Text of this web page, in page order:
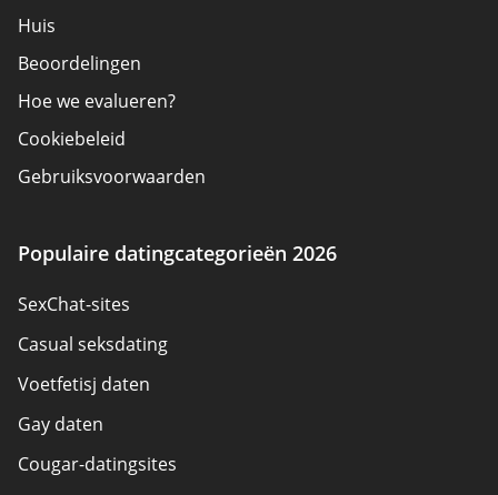
Huis
Beoordelingen
Hoe we evalueren?
Cookiebeleid
Gebruiksvoorwaarden
Over ons
Populaire datingcategorieën 2026
SexChat-sites
Casual seksdating
Voetfetisj daten
Gay daten
Cougar-datingsites